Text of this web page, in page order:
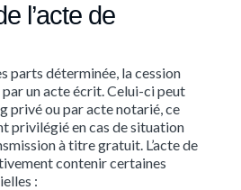
l’acte de
parts déterminée, la cession
un acte écrit. Celui-ci peut
privé ou par acte notarié, ce
privilégié en cas de situation
à titre gratuit. L’acte de
contenir certaines
: